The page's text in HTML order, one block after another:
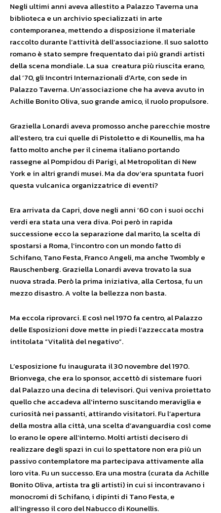
Negli ultimi anni aveva allestito a Palazzo Taverna una
biblioteca e un archivio specializzati in arte
contemporanea, mettendo a disposizione il materiale
raccolto durante l’attività dell’associazione. Il suo salotto
romano è stato sempre frequentato dai più grandi artisti
della scena mondiale. La sua creatura più riuscita erano,
dal ’70, gli Incontri Internazionali d’Arte, con sede in
Palazzo Taverna. Un’associazione che ha aveva avuto in
Achille Bonito Oliva, suo grande amico, il ruolo propulsore.
Graziella Lonardi aveva promosso anche parecchie mostre
all’estero, tra cui quelle di Pistoletto e di Kounellis, ma ha
fatto molto anche per il cinema italiano portando
rassegne al Pompidou di Parigi, al Metropolitan di New
York e in altri grandi musei. Ma da dov’era spuntata fuori
questa vulcanica organizzatrice di eventi?
Era arrivata da Capri, dove negli anni ’60 con i suoi occhi
verdi era stata una vera diva. Poi però in rapida
successione ecco la separazione dal marito, la scelta di
spostarsi a Roma, l’incontro con un mondo fatto di
Schifano, Tano Festa, Franco Angeli, ma anche Twombly e
Rauschenberg. Graziella Lonardi aveva trovato la sua
nuova strada. Però la prima iniziativa, alla Certosa, fu un
mezzo disastro. A volte la bellezza non basta.
Ma eccola riprovarci. E così nel 1970 fa centro, al Palazzo
delle Esposizioni dove mette in piedi l’azzeccata mostra
intitolata “Vitalità del negativo”.
L’esposizione fu inaugurata il 30 novembre del 1970.
Brionvega, che era lo sponsor, accettò di sistemare fuori
dal Palazzo una decina di televisori. Qui veniva proiettato
quello che accadeva all’interno suscitando meraviglia e
curiosità nei passanti, attirando visitatori. Fu l’apertura
della mostra alla città, una scelta d’avanguardia così come
lo erano le opere all’interno. Molti artisti decisero di
realizzare degli spazi in cui lo spettatore non era più un
passivo contemplatore ma partecipava attivamente alla
loro vita. Fu un successo. Era una mostra (curata da Achille
Bonito Oliva, artista tra gli artisti) in cui si incontravano i
monocromi di Schifano, i dipinti di Tano Festa, e
all’ingresso il coro del Nabucco di Kounellis.